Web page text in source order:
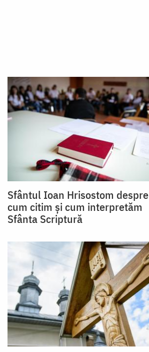
Sfântul Ioan Hrisostom despre
cum citim și cum interpretăm
Sfânta Scriptură